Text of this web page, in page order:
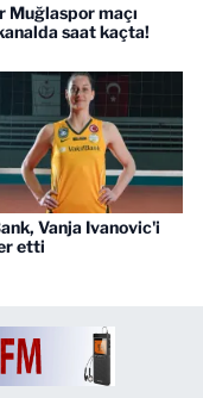
Muğlaspor maçı
saat kaçta!
Vanja Ivanovic'i
etti